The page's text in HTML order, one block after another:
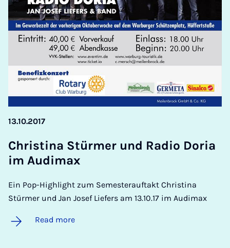
13.10.2017
Christina Stürmer und Ra­dio Dor­ia
im Audimax
Ein Pop-Highlight zum Semesterauftakt Christina
Stürmer und Jan Josef Liefers am 13.10.17 im Audimax
Read more